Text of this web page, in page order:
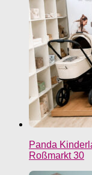
Panda
Roßmarkt 30